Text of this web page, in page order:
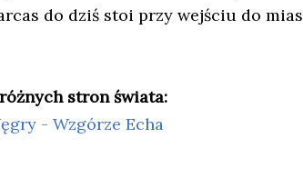
do dziś stoi przy wejściu do
stron świata:
- Wzgórze Echa